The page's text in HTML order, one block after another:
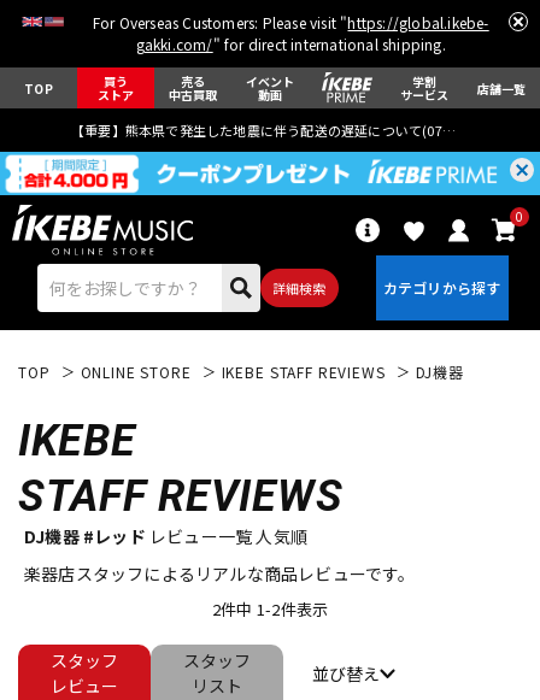
For Overseas Customers: Please visit "https://global.ikebe-
gakki.com/" for direct international shipping.
TOP 買う
ストア
売る
中古買取
イベント
動画
学割
サービス 店舗一覧
【重要】熊本県で発生した地震に伴う配送の遅延について(07月29日
詳細検索
0
エレキギター
ベース ウクレレ
ドラム パーカッション
TOP ONLINE STORE IKEBE STAFF REVIEWS DJ機器
IKEBE
STAFF REVIEWS
DJ機器 #レッド レビュー一覧 人気順
楽器店スタッフによるリアルな商品レビューです。
2件中 1-2件表示
スタッフ
レビュー
スタッフ
リスト
並び替え